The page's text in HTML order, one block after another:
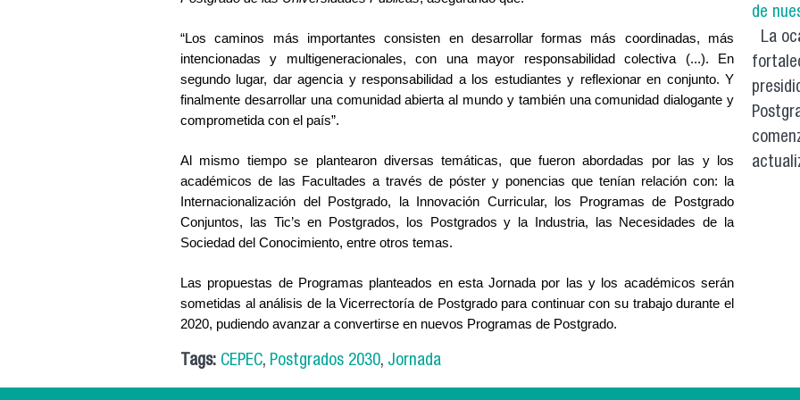
“Los caminos más importantes consisten en desarrollar formas más coordinadas, más
intencionadas y multigeneracionales, con una mayor responsabilidad colectiva (...). En
segundo lugar, dar agencia y responsabilidad a los estudiantes y reflexionar en conjunto. Y
finalmente desarrollar una comunidad abierta al mundo y también una comunidad dialogante y
comprometida con el país”.
Al mismo tiempo se plantearon diversas temáticas, que fueron abordadas por las y los
académicos de las Facultades a través de póster y ponencias que tenían relación con: la
Internacionalización del Postgrado, la Innovación Curricular, los Programas de Postgrado
Conjuntos, las Tic’s en Postgrados, los Postgrados y la Industria, las Necesidades de la
Sociedad del Conocimiento, entre otros temas.
Las propuestas de Programas planteados en esta Jornada por las y los académicos serán
sometidas al análisis de la Vicerrectoría de Postgrado para continuar con su trabajo durante el
2020, pudiendo avanzar a convertirse en nuevos Programas de Postgrado.
Tags: CEPEC, Postgrados 2030, Jornada
de
La